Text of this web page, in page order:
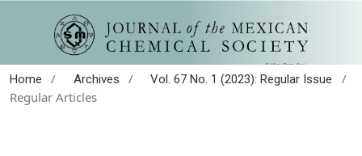
Home / Archives / Vol. 67 No. 1 (2023): Regular Issue
/
Regular Articles